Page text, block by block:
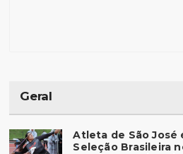
Geral
Atleta de São José
Seleção Brasileira